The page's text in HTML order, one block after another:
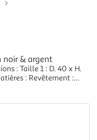
noir & argent
40 x H.
:
Structure : Fer &
& Robuste Lot de 2
Rétro & Design Uni